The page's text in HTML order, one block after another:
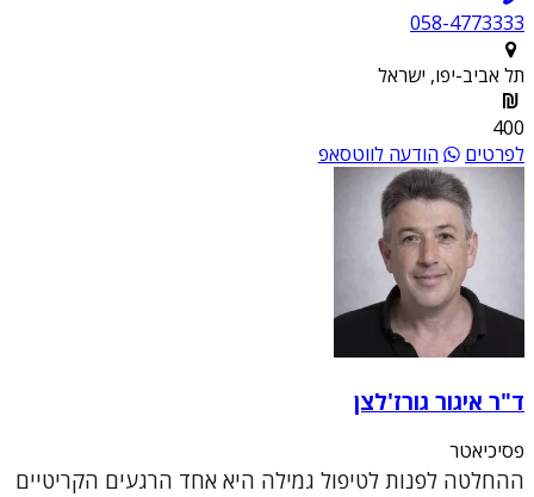
058-4773333
תל אביב-יפו, ישראל
400
לפרטים
הודעה לווטסאפ
ד"ר איגור גורז'לצן
פסיכיאטר
ההחלטה לפנות לטיפול גמילה היא אחד הרגעים הקריטיים